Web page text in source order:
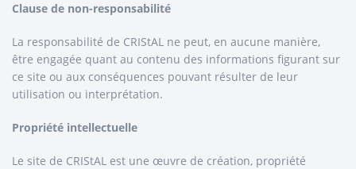
Clause de non-responsabilité
La responsabilité de CRIStAL ne peut, en aucune manière,
être engagée quant au contenu des informations figurant sur
ce site ou aux conséquences pouvant résulter de leur
utilisation ou interprétation.
Propriété intellectuelle
Le site de CRIStAL est une œuvre de création, propriété